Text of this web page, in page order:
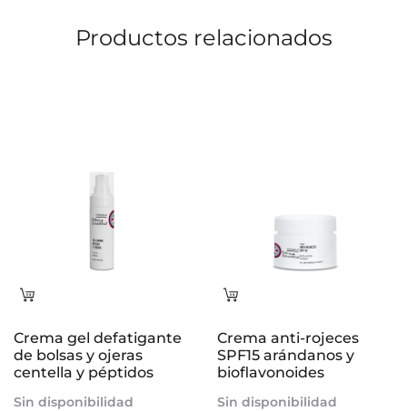
Productos relacionados
Leer
Crema gel defatigante
de bolsas y ojeras
centella y péptidos
Sin disponibilidad
Leer
Crema anti-rojeces
SPF15 arándanos y
bioflavonoides
Sin disponibilidad